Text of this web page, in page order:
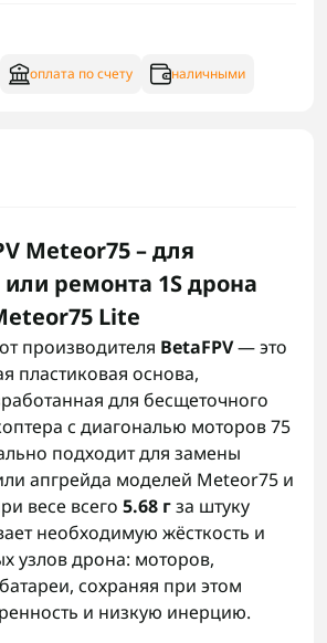
оплата по счету наличными
Meteor75 – для
ремонта 1S дрона
Lite
от производителя BetaFPV— это
пластиковая основа,
для бесщеточного
с диагональю моторов 75
подходит для замены
апгрейда моделей Meteor75 и
весе всего 5.68 гза штуку
необходимую жёсткость и
узлов дрона: моторов,
сохраняя при этом
и низкую инерцию.